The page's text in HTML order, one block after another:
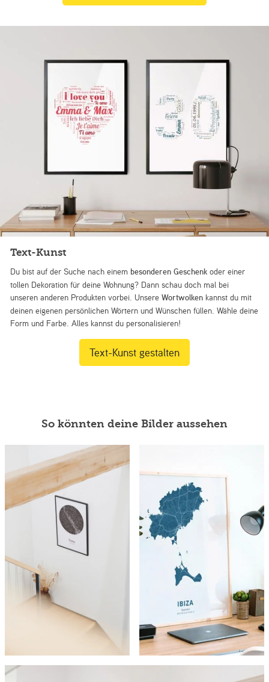
Text-Kunst
Du bist auf der Suche nach einem besonderen Geschenk oder einer
tollen Dekoration für deine Wohnung? Dann schau doch mal bei
unseren anderen Produkten vorbei. UnsereWortwolken kannst du mit
deinen eigenen persönlichen Wörtern und Wünschen füllen. Wähle deine
Form und Farbe. Alles kannst du personalisieren!
Text-Kunst gestalten
So könnten deine Bilder aussehen